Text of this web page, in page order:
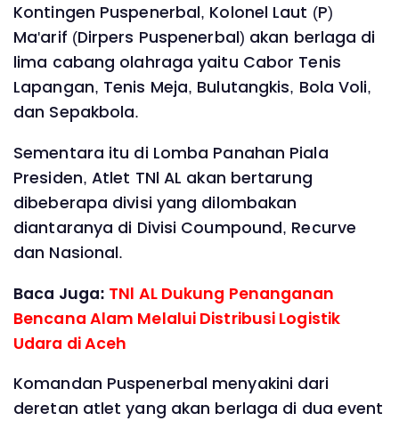
Kontingen Puspenerbal, Kolonel Laut (P)
Ma'arif (Dirpers Puspenerbal) akan berlaga di
lima cabang olahraga yaitu Cabor Tenis
Lapangan, Tenis Meja, Bulutangkis, Bola Voli,
dan Sepakbola.
Sementara itu di Lomba Panahan Piala
Presiden, Atlet TNl AL akan bertarung
dibeberapa divisi yang dilombakan
diantaranya di Divisi Coumpound, Recurve
dan Nasional.
Baca Juga: TNl AL Dukung Penanganan
Bencana Alam Melalui Distribusi Logistik
Udara di Aceh
Komandan Puspenerbal menyakini dari
deretan atlet yang akan berlaga di dua event